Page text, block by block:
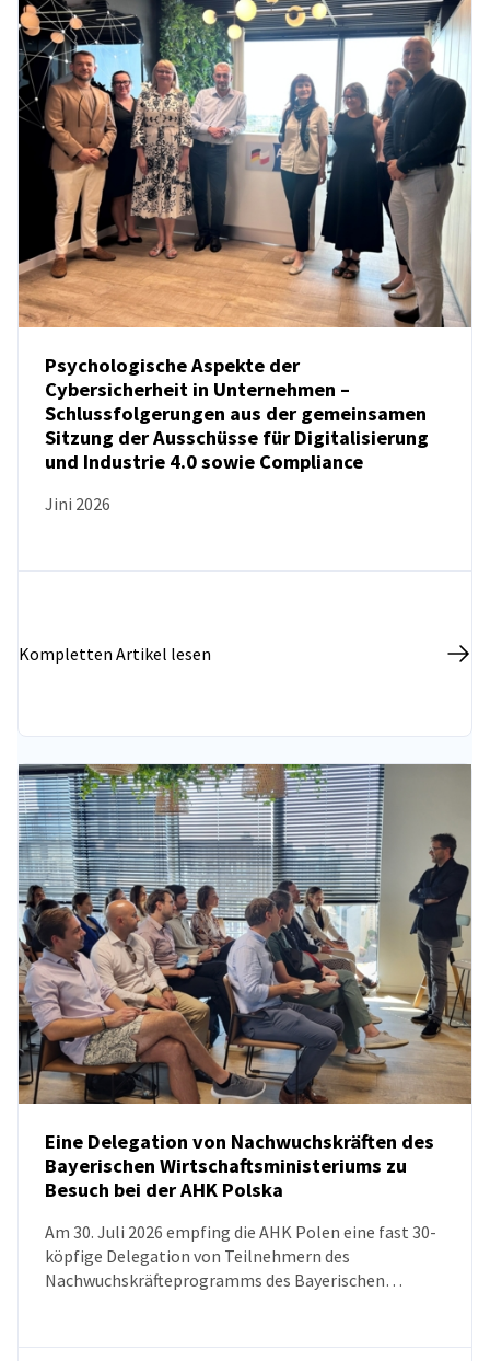
NEUIGKEITEN
Psychologische Aspekte der
Cybersicherheit in Unternehmen –
Schlussfolgerungen aus der gemeinsamen
Sitzung der Ausschüsse für Digitalisierung
und Industrie 4.0 sowie Compliance
Jini 2026
Kompletten Artikel lesen
NEUIGKEITEN
Eine Delegation von Nachwuchskräften des
Bayerischen Wirtschaftsministeriums zu
Besuch bei der AHK Polska
Am 30. Juli 2026 empfing die AHK Polen eine fast 30-
köpfige Delegation von Teilnehmern des
Nachwuchskräfteprogramms des Bayerischen
Marktentwicklungsperspektiven sowie den aktuellen